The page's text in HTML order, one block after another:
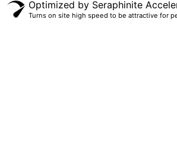
Optimized by Seraphinite
Turns on site high speed to be attractive for